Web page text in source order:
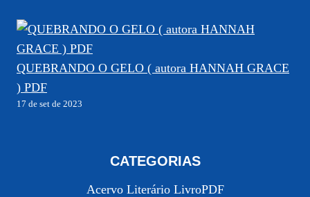
QUEBRANDO O GELO ( autora HANNAH GRACE
) PDF
17 de set de 2023
CATEGORIAS
Acervo Literário LivroPDF